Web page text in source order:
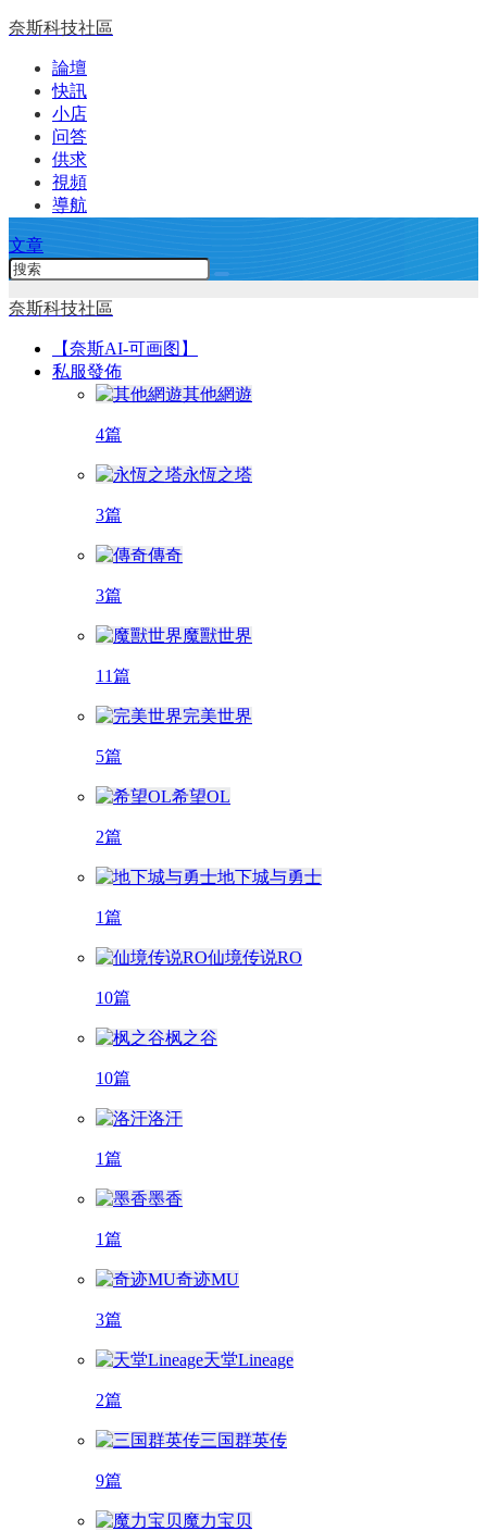
奈斯科技社區
論壇
快訊
小店
问答
供求
視頻
導航
文章
奈斯科技社區
【奈斯AI-可画图】
私服發佈
其他網遊
4篇
永恆之塔
3篇
傳奇
3篇
魔獸世界
11篇
完美世界
5篇
希望OL
2篇
地下城与勇士
1篇
仙境传说RO
10篇
枫之谷
10篇
洛汗
1篇
墨香
1篇
奇迹MU
3篇
天堂Lineage
2篇
三国群英传
9篇
魔力宝贝